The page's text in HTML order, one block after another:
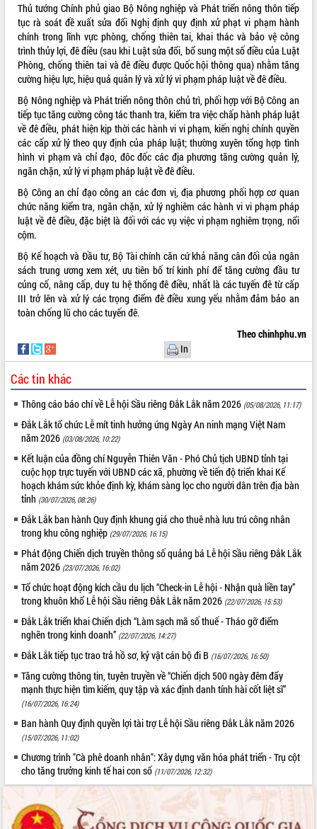
Thủ tướng Chính phủ giao Bộ Nông nghiệp và Phát triển nông thôn tiếp
tục rà soát đề xuất sửa đổi Nghị định quy định xử phạt vi phạm hành
chính trong lĩnh vực phòng, chống thiên tai, khai thác và bảo vệ công
trình thủy lợi, đê điều (sau khi Luật sửa đổi, bổ sung một số điều của Luật
Phòng, chống thiên tai và đê điều được Quốc hội thông qua) nhằm tăng
cường hiệu lực, hiệu quả quản lý và xử lý vi phạm pháp luật về đê điều.
Bộ Nông nghiệp và Phát triển nông thôn chủ trì, phối hợp với Bộ Công an
tiếp tục tăng cường công tác thanh tra, kiểm tra việc chấp hành pháp luật
về đê điều, phát hiện kịp thời các hành vi vi phạm, kiến nghị chính quyền
các cấp xử lý theo quy định của pháp luật; thường xuyên tổng hợp tình
hình vi phạm và chỉ đạo, đôc đốc các địa phương tăng cường quản lý,
ngăn chặn, xử lý vi phạm pháp luật về đê điều.
Bộ Công an chỉ đạo công an các đơn vị, địa phương phối hợp cơ quan
chức năng kiểm tra, ngăn chặn, xử lý nghiêm các hành vi vi phạm pháp
luật về đê điều, đặc biệt là đối với các vụ việc vi phạm nghiêm trọng, nổi
cộm.
Bộ Kế hoạch và Đầu tư, Bộ Tài chính căn cứ khả năng cân đối của ngân
sách trung ương xem xét, ưu tiên bố trí kinh phí để tăng cường đầu tư
củng cố, nâng cấp, duy tu hệ thống đê điều, nhất là các tuyến đê từ cấp
III trở lên và xử lý các trọng điểm đê điều xung yếu nhằm đảm bảo an
toàn chống lũ cho các tuyến đê.
Theo chinhphu.vn
In
Các tin khác
Thông cáo báo chí về Lễ hội Sầu riêng Đắk Lắk năm 2026 (05/08/2026, 11:17)
Đắk Lắk tổ chức Lễ mít tinh hưởng ứng Ngày An ninh mạng Việt Nam
năm 2026 (03/08/2026, 10:22)
Kết luận của đồng chí Nguyễn Thiên Văn - Phó Chủ tịch UBND tỉnh tại
cuộc họp trực tuyến với UBND các xã, phường về tiến độ triển khai Kế
hoạch khám sức khỏe định kỳ, khám sàng lọc cho người dân trên địa bàn
tỉnh (30/07/2026, 08:26)
Đắk Lắk ban hành Quy định khung giá cho thuê nhà lưu trú công nhân
trong khu công nghiệp (29/07/2026, 16:15)
Phát động Chiến dịch truyền thông số quảng bá Lễ hội Sầu riêng Đắk Lắk
năm 2026 (23/07/2026, 16:02)
Tổ chức hoạt động kích cầu du lịch “Check-in Lễ hội - Nhận quà liền tay”
trong khuôn khổ Lễ hội Sầu riêng Đắk Lắk năm 2026 (22/07/2026, 15:53)
Đắk Lắk triển khai Chiến dịch “Làm sạch mã số thuế - Tháo gỡ điểm
nghẽn trong kinh doanh” (22/07/2026, 14:27)
Đắk Lắk tiếp tục trao trả hồ sơ, kỷ vật cán bộ đi B (16/07/2026, 16:50)
Tăng cường thông tin, tuyên truyền về “Chiến dịch 500 ngày đêm đẩy
mạnh thực hiện tìm kiếm, quy tập và xác định danh tính hài cốt liệt sĩ”
(16/07/2026, 16:24)
Ban hành Quy định quyền lợi tài trợ Lễ hội Sầu riêng Đắk Lắk năm 2026
(15/07/2026, 11:02)
Chương trình "Cà phê doanh nhân": Xây dựng văn hóa phát triển - Trụ cột
cho tăng trưởng kinh tế hai con số (11/07/2026, 12:32)